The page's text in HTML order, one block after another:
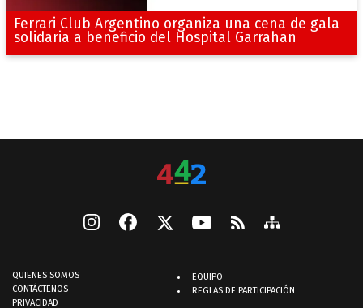
Ferrari Club Argentino organiza una cena de gala
solidaria a beneficio del Hospital Garrahan
QUIENES SOMOS
CONTÁCTENOS
PRIVACIDAD
EQUIPO
REGLAS DE PARTICIPACIÓN